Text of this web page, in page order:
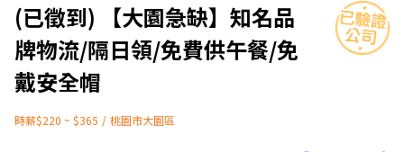
【大園急缺】知名品
牌物流/隔日領/免費供午餐/免
戴安全帽
時薪$220 ~ $365 / 桃園市大園區